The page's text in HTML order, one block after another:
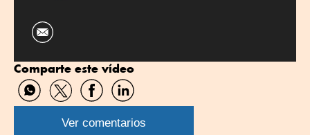
Comparte este vídeo
Compartir
por
WhatsApp
Compartir
por
Twitter
Compartir
por
Facebook
Compartir
por
Linkedin
Ver comentarios